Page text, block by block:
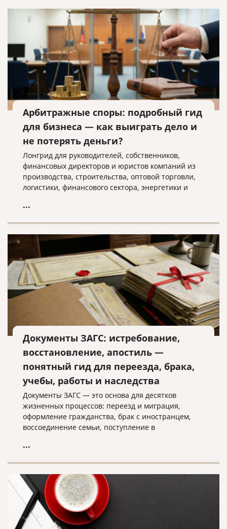
Арбитражные споры: подробный гид
для бизнеса — как выиграть дело и
не потерять деньги?
Лонгрид для руководителей, собственников,
финансовых директоров и юристов компаний из
производства, строительства, оптовой торговли,
логистики, финансового сектора, энергетики и
этапами, документами, рисками и блоком «вопрос
...
Документы ЗАГС: истребование,
восстановление, апостиль —
понятный гид для переезда, брака,
учебы, работы и наследства
Документы ЗАГС — это основа для десятков
жизненных процессов: переезд и миграция,
оформление гражданства, брак с иностранцем,
воссоединение семьи, поступление в
наследство и сделки с собственностью.
...